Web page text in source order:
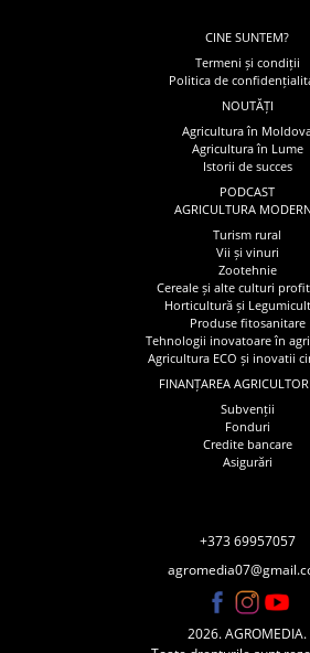
CINE SUNTEM?
Termeni și condiții
Politica de
NOUTĂȚI
Agricultura în
Agricultura în Lume
Istorii de succes
PODCAST
AGRICULTURA
Turism rural
Vii și vinuri
Zootehnie
Cereale și alte culturi
Horticultură și
Produse fitosanitare
Tehnologii inovatoare în
Agricultura ECO și inovatii
FINANȚAREA
Subvenții
Fonduri
Credite bancare
Asigurări
+373 69957057
2026. AGROMEDIA.